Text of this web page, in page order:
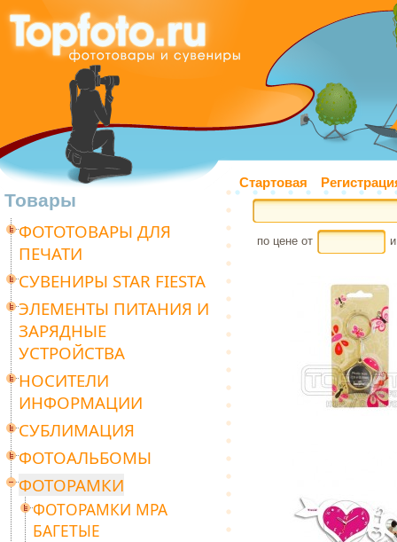
Стартовая
Товары
ФОТОТОВАРЫ ДЛЯ
ПЕЧАТИ
СУВЕНИРЫ STAR FIESTA
ЭЛЕМЕНТЫ ПИТАНИЯ И
ЗАРЯДНЫЕ
УСТРОЙСТВА
НОСИТЕЛИ
ИНФОРМАЦИИ
СУБЛИМАЦИЯ
ФОТОАЛЬБОМЫ
ФОТОРАМКИ
ФОТОРАМКИ МРА
БАГЕТЫЕ
по цене от